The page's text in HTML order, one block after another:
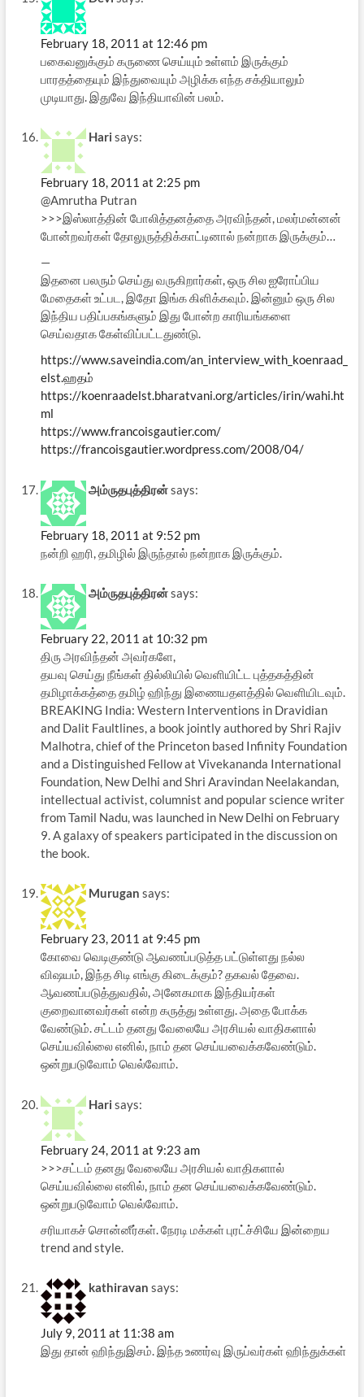
February 18, 2011 at 12:46 pm
பகைவனுக்கும் கருணை செய்யும் உள்ளம் இருக்கும்
பாரதத்தையும் இந்துவையும் அழிக்க எந்த சக்தியாலும்
முடியாது. இதுவே இந்தியாவின் பலம்.
Hari says:
February 18, 2011 at 2:25 pm
@Amrutha Putran
>>>இஸ்லாத்தின் போலித்தனத்தை அரவிந்தன், மலர்மன்னன்
போன்றவர்கள் தோலுருத்திக்காட்டினால் நன்றாக இருக்கும்…
—
இதனை பலரும் செய்து வருகிறார்கள், ஒரு சில ஐரோப்பிய
மேதைகள் உட்பட, இதோ இங்க கிளிக்கவும். இன்னும் ஒரு சில
இந்திய பதிப்பகங்களும் இது போன்ற காரியங்களை
செய்வதாக கேள்விப்பட்டதுண்டு.
https://www.saveindia.com/an_interview_with_koenraad_
elst.ஹதம்
https://koenraadelst.bharatvani.org/articles/irin/wahi.ht
ml
https://www.francoisgautier.com/
https://francoisgautier.wordpress.com/2008/04/
அம்ருதபுத்திரன்says:
February 18, 2011 at 9:52 pm
நன்றி ஹரி, தமிழில் இருந்தால் நன்றாக இருக்கும்.
அம்ருதபுத்திரன்says:
February 22, 2011 at 10:32 pm
திரு அரவிந்தன் அவர்களே,
தயவு செய்து நீங்கள் தில்லியில் வெளியிட்ட புத்தகத்தின்
தமிழாக்கத்தை தமிழ் ஹிந்து இணையதளத்தில் வெளியிடவும்.
BREAKING India: Western Interventions in Dravidian
and Dalit Faultlines, a book jointly authored by Shri Rajiv
Malhotra, chief of the Princeton based Infinity Foundation
and a Distinguished Fellow at Vivekananda International
Foundation, New Delhi and Shri Aravindan Neelakandan,
intellectual activist, columnist and popular science writer
from Tamil Nadu, was launched in New Delhi on February
9. A galaxy of speakers participated in the discussion on
the book.
Murugan says:
February 23, 2011 at 9:45 pm
கோவை வெடிகுண்டு ஆவணப்படுத்த பட்டுள்ளது நல்ல
விஷயம், இந்த சிடி எங்கு கிடைக்கும்? தகவல் தேவை.
ஆவணப்படுத்துவதில், அனேகமாக இந்தியர்கள்
குறைவானவர்கள் என்ற கருத்து உள்ளது. அதை போக்க
வேண்டும். சட்டம் தனது வேலையே அரசியல் வாதிகளால்
செய்யவில்லை எனில், நாம் தன செய்யவைக்கவேண்டும்.
ஒன்றுபடுவோம் வெல்வோம்.
Hari says:
February 24, 2011 at 9:23 am
>>>சட்டம் தனது வேலையே அரசியல் வாதிகளால்
செய்யவில்லை எனில், நாம் தன செய்யவைக்கவேண்டும்.
ஒன்றுபடுவோம் வெல்வோம்.
சரியாகச் சொன்னீர்கள். நேரடி மக்கள் புரட்ச்சியே இன்றைய
trend and style.
kathiravan says:
July 9, 2011 at 11:38 am
இது தான் ஹிந்துஇசம். இந்த உணர்வு இருப்வர்கள் ஹிந்துக்கள்